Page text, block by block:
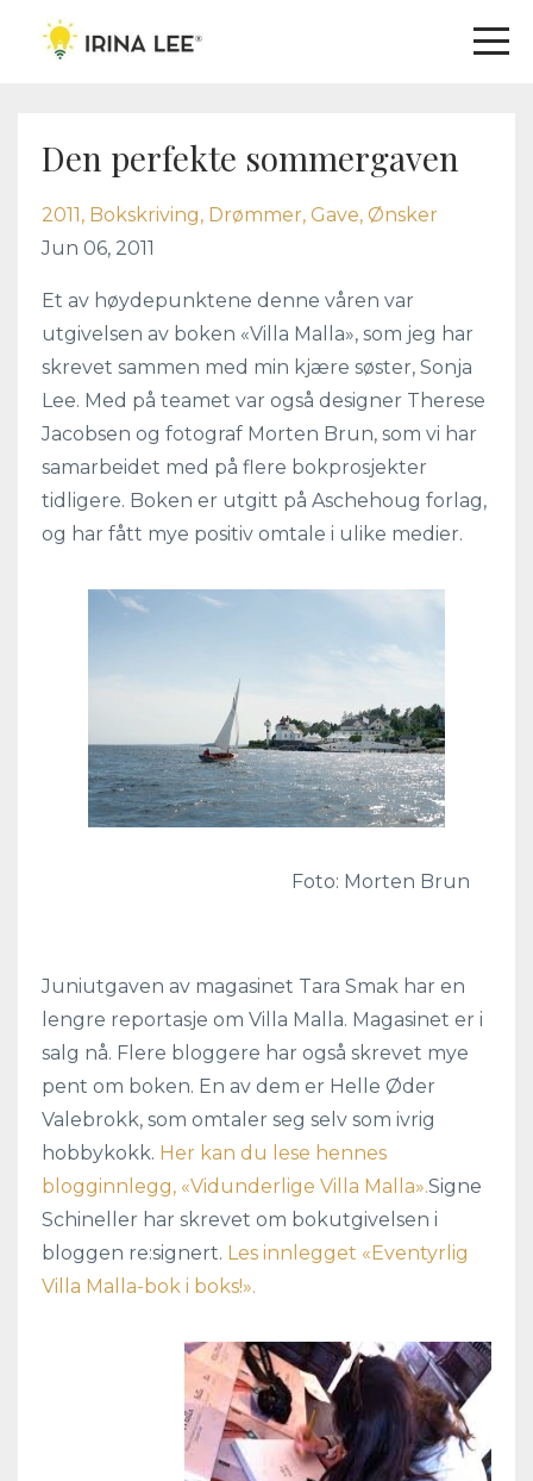
Den perfekte sommergaven
2011 Bokskriving Drømmer Gave Ønsker
Jun 06, 2011
Et av høydepunktene denne våren var
utgivelsen av boken «Villa Malla», som jeg har
skrevet sammen med min kjære søster, Sonja
Lee. Med på teamet var også designer Therese
Jacobsen og fotograf Morten Brun, som vi har
samarbeidet med på flere bokprosjekter
tidligere. Boken er utgitt på Aschehoug forlag,
og har fått mye positiv omtale i ulike medier.
Foto: Morten Brun
Juniutgaven av magasinet Tara Smak har en
lengre reportasje om Villa Malla. Magasinet er i
salg nå. Flere bloggere har også skrevet mye
pent om boken. En av dem er Helle Øder
Valebrokk, som omtaler seg selv som ivrig
hobbykokk. Her kan du lese hennes
blogginnlegg, «Vidunderlige Villa Malla».Signe
Schineller har skrevet om bokutgivelsen i
bloggen re:signert. Les innlegget «Eventyrlig
Villa Malla-bok i boks!».